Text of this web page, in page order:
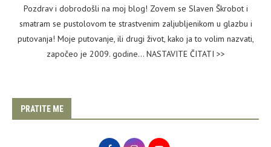
Pozdrav i dobrodošli na moj blog! Zovem se Slaven Škrobot i
smatram se pustolovom te strastvenim zaljubljenikom u glazbu i
putovanja! Moje putovanje, ili drugi život, kako ja to volim nazvati,
započeo je 2009. godine... NASTAVITE ČITATI >>
PRATITE ME